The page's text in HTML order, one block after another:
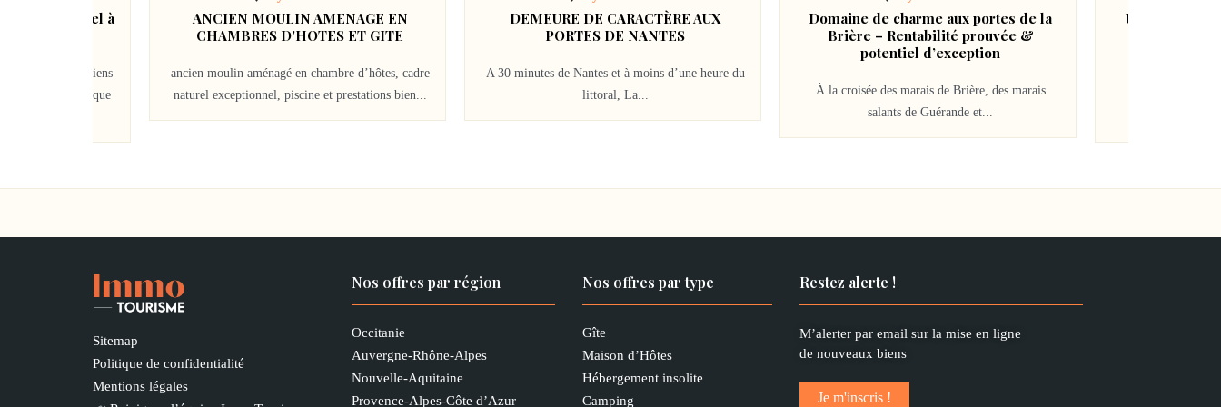
événementiel à
biens
domaine touristique
ANCIEN MOULIN AMENAGE EN
CHAMBRES D'HOTES ET GITE
ancien moulin aménagé en chambre d’hôtes, cadre
naturel exceptionnel, piscine et prestations bien...
DEMEURE DE CARACTÈRE AUX
PORTES DE NANTES
A 30 minutes de Nantes et à moins d’une heure du
littoral, La...
Domaine de charme aux portes de la
Brière – Rentabilité prouvée &
potentiel d’exception
À la croisée des marais de Brière, des marais
salants de Guérande et...
Un grang gîte
Sitemap
Politique de confidentialité
Mentions légales
Nos offres par région
Occitanie
Auvergne-Rhône-Alpes
Nouvelle-Aquitaine
Provence-Alpes-Côte d’Azur
Nos offres par type
Gîte
Maison d’Hôtes
Hébergement insolite
Camping
Restez alerte !
M’alerter par email sur la mise en ligne
de nouveaux biens
Je m'inscris !